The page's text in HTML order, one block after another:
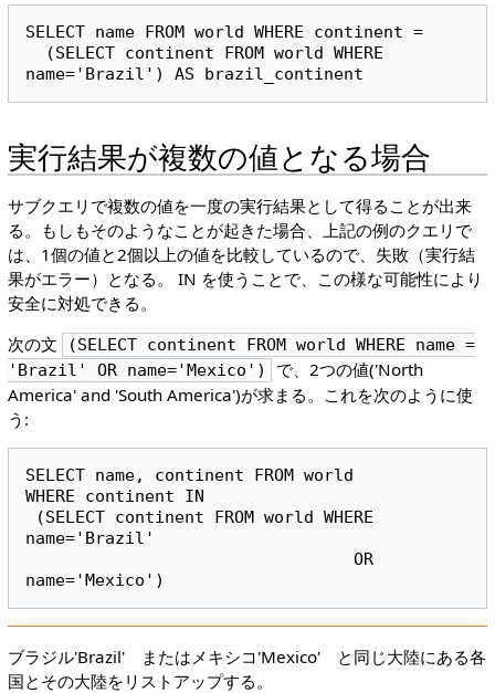
SELECT name FROM world WHERE continent =
実行結果が複数の値となる場合
サブクエリで複数の値を一度の実行結果として得ることが出来
る。もしもそのようなことが起きた場合、上記の例のクエリで
は、1個の値と2個以上の値を比較しているので、失敗（実行結
果がエラー）となる。 IN を使うことで、この様な可能性により
安全に対処できる。
次の文
(SELECT continent FROM world WHERE name =
'Brazil' OR name='Mexico')
で、2つの値('North
America' and 'South America')が求まる。これを次のように使
う:
SELECT name, continent FROM world
WHERE continent IN
name='Brazil'
                                 OR
ブラジル'Brazil' またはメキシコ'Mexico' と同じ大陸にある各
国とその大陸をリストアップする。